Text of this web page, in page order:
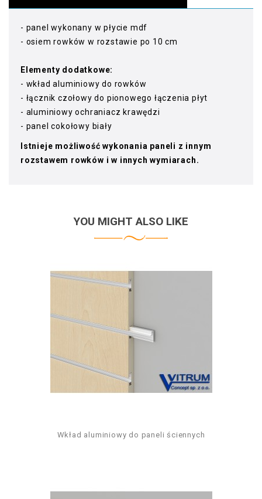
- panel wykonany w płycie mdf
- osiem rowków w rozstawie po 10 cm
Elementy dodatkowe:
- wkład aluminiowy do rowków
- łącznik czołowy do pionowego łączenia płyt
- aluminiowy ochraniacz krawędzi
- panel cokołowy biały
Istnieje możliwość wykonania paneli z innym
rozstawem rowków i w innych wymiarach.
YOU MIGHT ALSO LIKE
Wkład aluminiowy do paneli ściennych